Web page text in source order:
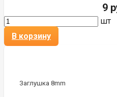
9
шт
В корзину
Заглушка 8mm